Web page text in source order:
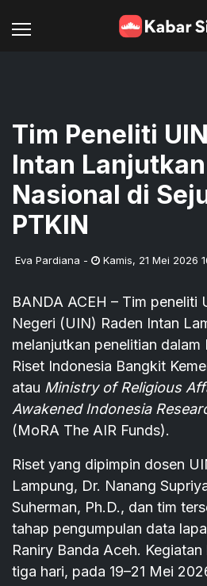
Tim Peneliti
Intan
Nasional di
PTKIN
Eva Pardiana - Kamis, 21 Mei 2026
BANDA ACEH – Tim peneliti
Negeri (UIN) Raden Intan
melanjutkan penelitian dalam
Riset Indonesia Bangkit
atau Ministry of Religious
Awakened Indonesia
(MoRA The AIR Funds).
Riset yang dipimpin dosen
Lampung, Dr. Nanang
Suherman, Ph.D., dan tim
tahap pengumpulan data
Raniry Banda Aceh.
tiga hari, pada 19–21 Mei